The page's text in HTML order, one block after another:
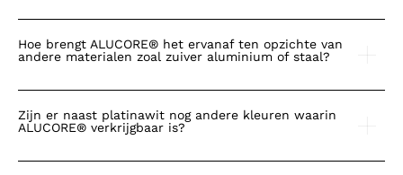
Hoe brengt ALUCORE® het ervanaf ten opzichte van
andere materialen zoal zuiver aluminium of staal?
Zijn er naast platinawit nog andere kleuren waarin
ALUCORE® verkrijgbaar is?